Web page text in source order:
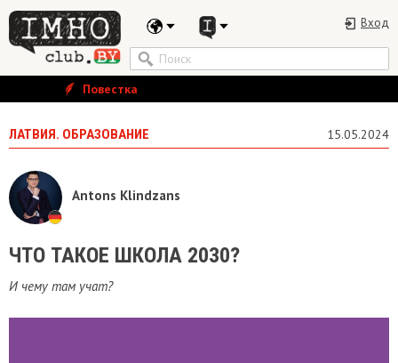
Вход
Повестка
ЛАТВИЯ. ОБРАЗОВАНИЕ 15.05.2024
Antons Klindzans
ЧТО ТАКОЕ ШКОЛА 2030?
И чему там учат?